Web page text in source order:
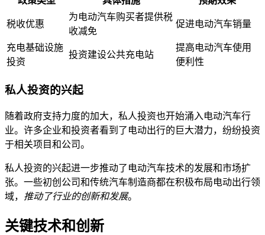
税收优惠
为电动汽车购买者提供税
收减免
促进电动汽车销量
充电基础设施
投资
投资建设公共充电站
提高电动汽车使用
便利性
私人投资的兴起
随着政府支持力度的加大，私人投资也开始涌入电动汽车行
业。许多企业和投资者看到了电动出行的巨大潜力，纷纷投资
于相关项目和公司。
私人投资的兴起进一步推动了电动汽车技术的发展和市场扩
张。一些初创公司和传统汽车制造商都在积极布局电动出行领
域， 推动了行业的创新和发展。
关键技术和创新